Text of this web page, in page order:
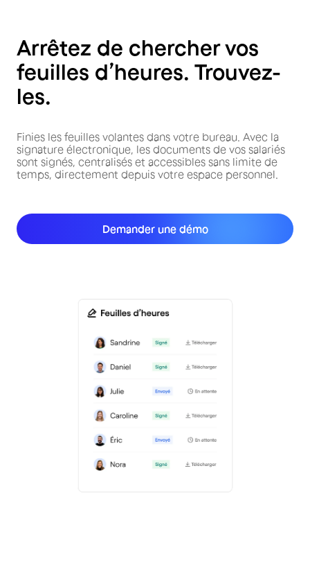
Arrêtez de chercher vos
feuilles d’heures. Trouvez-
les.
Finies les feuilles volantes dans votre bureau. Avec la
signature électronique, les documents de vos salariés
sont signés, centralisés et accessibles sans limite de
temps, directement depuis votre espace personnel.
Demander une démo